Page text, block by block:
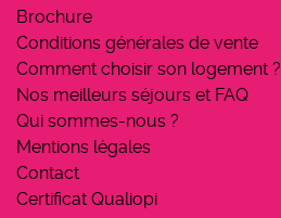
Brochure
Conditions générales de vente
Comment choisir son logement ?
Nos meilleurs séjours et FAQ
Qui sommes-nous ?
Mentions légales
Contact
Certificat Qualiopi